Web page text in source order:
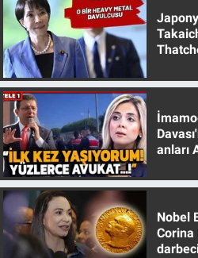
anları
Nobel
Corina